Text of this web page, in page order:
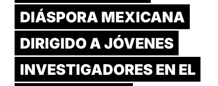
DIÁSPORA MEXICANA
DIRIGIDO A JÓVENES
INVESTIGADORES EN EL